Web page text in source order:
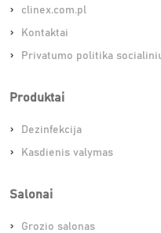
clinex.com.pl
Kontaktai
Privatumo politika
Produktai
Dezinfekcija
Kasdienis valymas
Salonai
Grozio salonas